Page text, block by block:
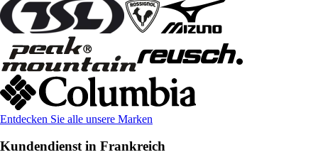
Entdecken Sie alle unsere Marken
Kundendienst in Frankreich